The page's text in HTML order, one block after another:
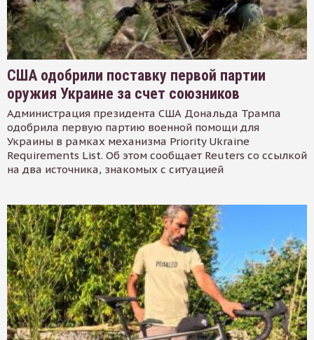
США одобрили поставку первой партии
оружия Украине за счет союзников
Администрация президента США Дональда Трампа
одобрила первую партию военной помощи для
Украины в рамках механизма Priority Ukraine
Requirements List. Об этом сообщает Reuters со ссылкой
на два источника, знакомых с ситуацией